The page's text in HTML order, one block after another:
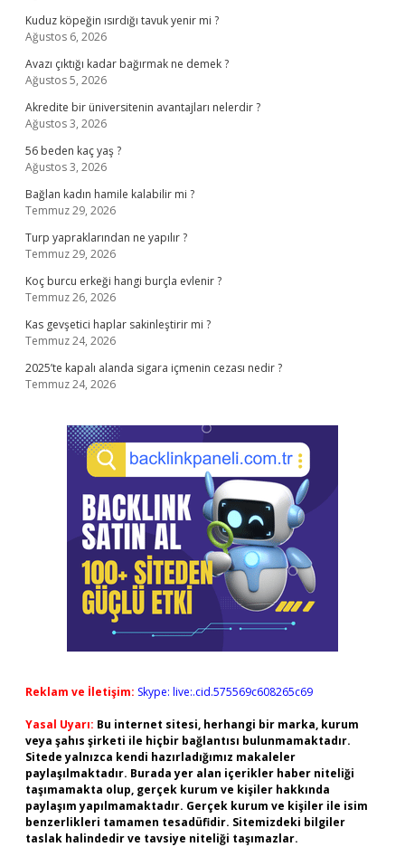
Kuduz köpeğin ısırdığı tavuk yenir mi ?
Ağustos 6, 2026
Avazı çıktığı kadar bağırmak ne demek ?
Ağustos 5, 2026
Akredite bir üniversitenin avantajları nelerdir ?
Ağustos 3, 2026
56 beden kaç yaş ?
Ağustos 3, 2026
Bağlan kadın hamile kalabilir mi ?
Temmuz 29, 2026
Turp yapraklarından ne yapılır ?
Temmuz 29, 2026
Koç burcu erkeği hangi burçla evlenir ?
Temmuz 26, 2026
Kas gevşetici haplar sakinleştirir mi ?
Temmuz 24, 2026
2025’te kapalı alanda sigara içmenin cezası nedir ?
Temmuz 24, 2026
Reklam ve İletişim: Skype: live:.cid.575569c608265c69
Yasal Uyarı: Bu internet sitesi, herhangi bir marka, kurum
veya şahıs şirketi ile hiçbir bağlantısı bulunmamaktadır.
Sitede yalnızca kendi hazırladığımız makaleler
paylaşılmaktadır. Burada yer alan içerikler haber niteliği
taşımamakta olup, gerçek kurum ve kişiler hakkında
paylaşım yapılmamaktadır. Gerçek kurum ve kişiler ile isim
benzerlikleri tamamen tesadüfidir. Sitemizdeki bilgiler
taslak halindedir ve tavsiye niteliği taşımazlar.